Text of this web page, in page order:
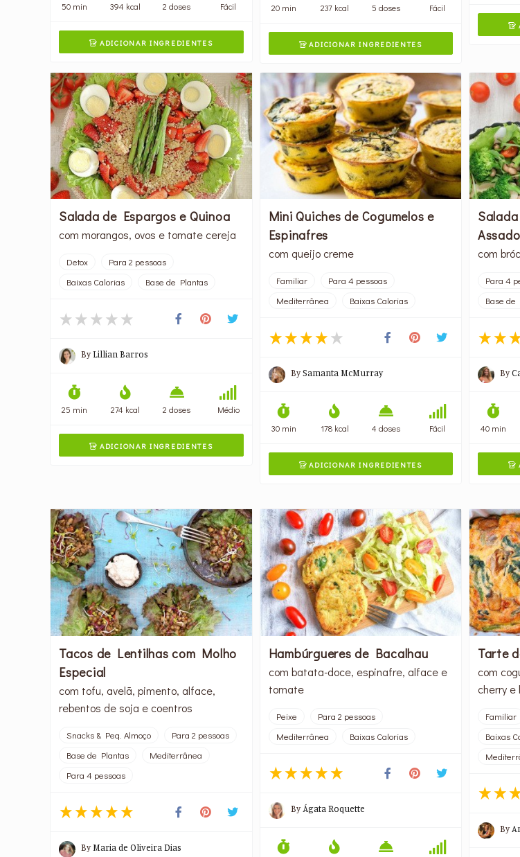
50 min 394 kcal 2 doses Fácil
 ADICIONAR INGREDIENTES
20 min 237 kcal 5 doses Fácil
ADICIONAR INGREDIENTES

Salada de Espargos e Quinoa
com morangos, ovos e tomate cereja
Detox
Para 2 pessoas
Baixas Calorias
Base de Plantas
ByLillian Barros
25 min 274 kcal 2 doses Médio
 ADICIONAR INGREDIENTES
Mini Quiches de Cogumelos e
Espinafres
com queijo creme
Familiar
Para 4 pessoas
Mediterrânea
Baixas Calorias
BySamanta McMurray
30 min 178 kcal 4 doses Fácil
ADICIONAR INGREDIENTES
Assado
com
Para 4
Base de
By
40 min

Tacos de Lentilhas com Molho
Especial
com tofu, avelã, pimento, alface,
rebentos de soja e coentros
Snacks & Peq. Almoço
Para 2 pessoas
Base de Plantas
Mediterrânea
Para 4 pessoas
ByMaria de Oliveira Dias
Hambúrgueres de Bacalhau
com batata-doce, espinafre, alface e
tomate
Peixe
Para 2 pessoas
Mediterrânea
Baixas Calorias
ByÁgata Roquette
Tarte
com
cherry e
Familiar
Baixas
By